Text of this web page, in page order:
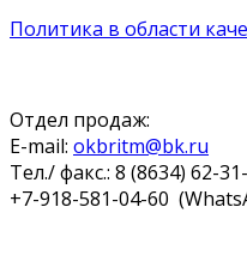
Политика в области
Отдел продаж:
E-mail: okbritm@bk.ru
Тел./ факс.: 8 (8634) 62-
+7-918-581-04-60